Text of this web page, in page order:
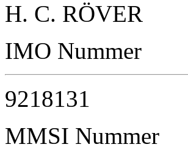
H. C. RÖVER
IMO Nummer
9218131
MMSI Nummer